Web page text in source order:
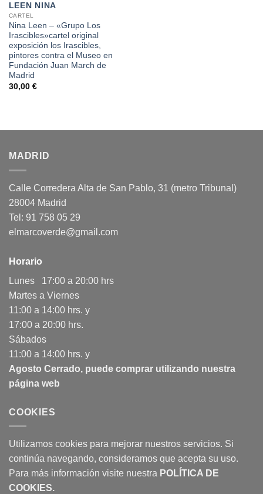
LEEN NINA
CARTEL
Nina Leen – «Grupo Los
Irascibles»cartel original
exposición los Irascibles,
pintores contra el Museo en
Fundación Juan March de
Madrid
30,00 €
MADRID
Calle Corredera Alta de San Pablo, 31 (metro Tribunal)
28004 Madrid
Tel: 91 758 05 29
elmarcoverde@gmail.com
Horario
Lunes 17:00 a 20:00 hrs
Martes a Viernes
11:00 a 14:00 hrs. y
17:00 a 20:00 hrs.
Sábados
11:00 a 14:00 hrs. y
Agosto Cerrado, puede comprar utilizando nuestra
página web
COOKIES
Utilizamos cookies para mejorar nuestros servicios. Si
continúa navegando, consideramos que acepta su uso.
Para más información visite nuestra POLÍTICA DE
COOKIES.